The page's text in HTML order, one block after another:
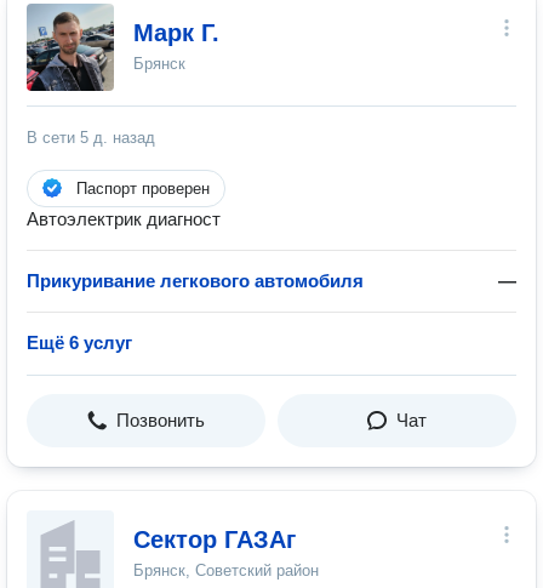
Марк Г.
Брянск
В сети 5 д. назад
Паспорт проверен
Автоэлектрик диагност
Прикуривание легкового автомобиля —
Ещё 6 услуг
Позвонить Чат
Сектор ГАЗАг
Брянск, Советский район